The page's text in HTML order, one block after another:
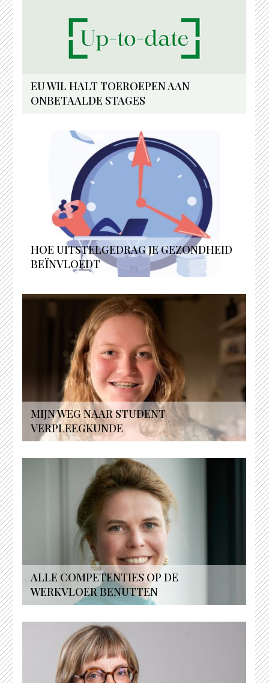
EU WIL HALT TOEROEPEN AAN
ONBETAALDE STAGES
HOE UITSTELGEDRAG JE GEZONDHEID
BEÏNVLOEDT
MIJN WEG NAAR STUDENT
VERPLEEGKUNDE
ALLE COMPETENTIES OP DE
WERKVLOER BENUTTEN